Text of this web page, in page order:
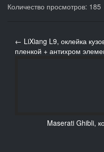
Количество просмотров: 185
← LiXiang L9, оклейка
пленкой + антихром
Maserati Ghibli,